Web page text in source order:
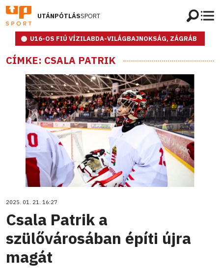
UTÁNPÓTLÁSSPORT
U16-OS FIÚ VÍZILABDA-VILÁGBAJNOKSÁG, ZÁGRÁB
CÍMKE: CSALA PATRIK
2025. 01. 21. 16:27
Csala Patrik a
szülővárosában építi újra
magát